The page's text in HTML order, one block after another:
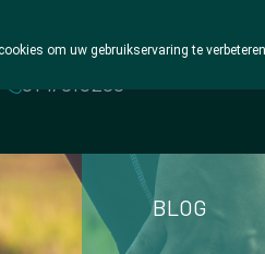
Wezel Pharma
014/810298
BLOG
om uw gebruikservaring te